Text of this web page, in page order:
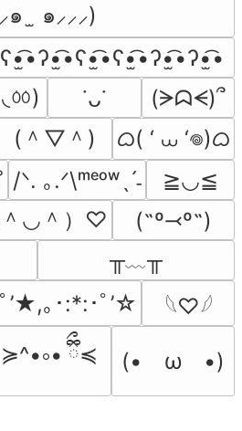
๑  ̫ ๑⸝⸝⸝)
ㆀ) ˙ᴗ˙
(ᗒᗣᗕ)՞
(＾▽＾)
ᜊ( ‘ ⩊ ‘𖦹)ᜊ
/ᐠ. ｡.ᐟ\ᵐᵉᵒʷˎˊ˗
≧◡≦
＾◡＾）♡
(˶º⤙º˶)
╥﹏╥
’★,｡･:*:･ﾟ’☆
𓆩♡𓆪
≽^•༚• ྀིྀ≼ (•　ω　•)